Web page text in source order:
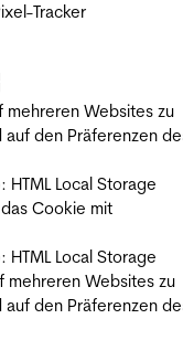
Tracker
Websites zu
den Präferenzen
: HTML Local Storage
Cookie mit
: HTML Local Storage
mehreren Websites zu
den Präferenzen